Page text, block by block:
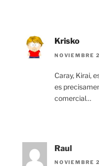
Krisko
NOVIEMBRE
Caray, Kirai,
es
comercial…
Raul
NOVIEMBRE